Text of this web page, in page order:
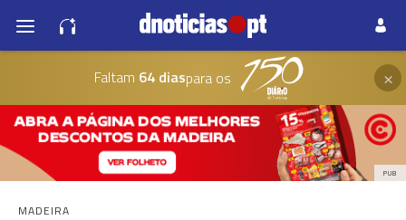
Faltam 64 diaspara os ×
PUB
MADEIRA